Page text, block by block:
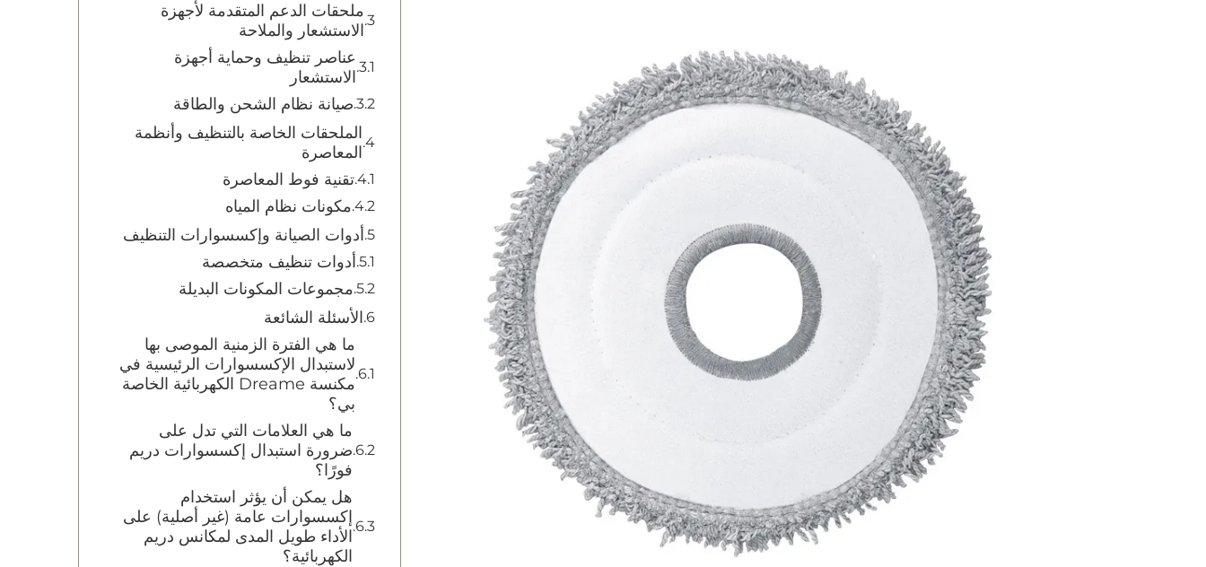
ملحقات الدعم المتقدمة لأجهزة
الاستشعار والملاحة
عناصر تنظيف وحماية أجهزة
الاستشعار
صيانة نظام الشحن والطاقة
الملحقات الخاصة بالتنظيف وأنظمة
المعاصرة
تقنية فوط المعاصرة
مكونات نظام المياه
أدوات الصيانة وإكسسوارات التنظيف
أدوات تنظيف متخصصة
مجموعات المكونات البديلة
الأسئلة الشائعة
ما هي الفترة الزمنية الموصى بها
لاستبدال الإكسسوارات الرئيسية في
مكنسة Dreame الكهربائية الخاصة
بي؟
ما هي العلامات التي تدل على
ضرورة استبدال إكسسوارات دريم
فورًا؟
هل يمكن أن يؤثر استخدام
إكسسوارات عامة (غير أصلية) على
الأداء طويل المدى لمكانس دريم
الكهربائية؟